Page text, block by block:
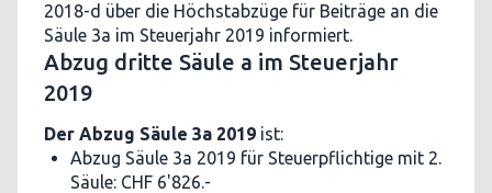
2018-d über die Höchstabzüge für Beiträge an die
Säule 3a im Steuerjahr 2019 informiert.
Abzug dritte Säule a im Steuerjahr
2019
Der Abzug Säule 3a 2019 ist:
Abzug Säule 3a 2019 für Steuerpflichtige mit 2.
Säule: CHF 6'826.-